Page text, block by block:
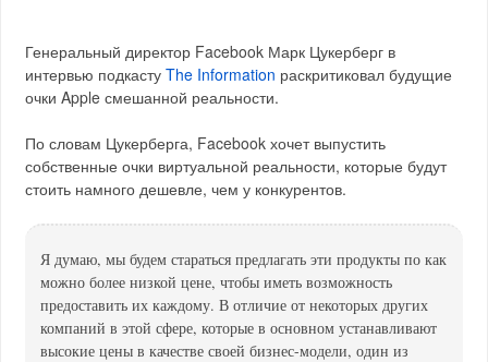
Генеральный директор Facebook Марк Цукерберг в
интервью подкастуThe Information раскритиковал будущие
очки Apple смешанной реальности.
По словам Цукерберга, Facebook хочет выпустить
собственные очки виртуальной реальности, которые будут
стоить намного дешевле, чем у конкурентов.
Я думаю, мы будем стараться предлагать эти продукты по как
можно более низкой цене, чтобы иметь возможность
предоставить их каждому. В отличие от некоторых других
компаний в этой сфере, которые в основном устанавливают
высокие цены в качестве своей бизнес-модели, один из